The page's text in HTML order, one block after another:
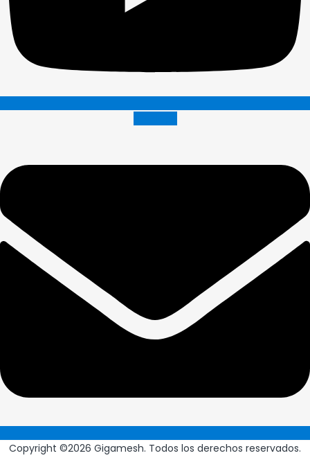
Copyright ©2026 Gigamesh. Todos los derechos reservados.